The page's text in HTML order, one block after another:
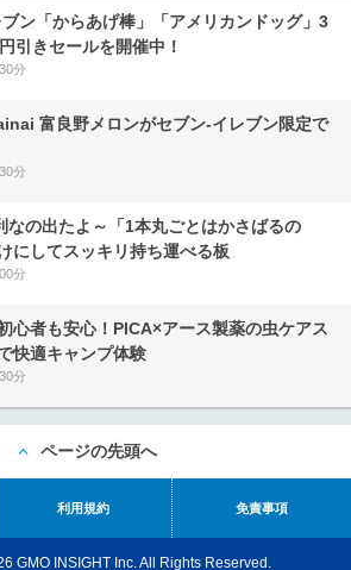
ブン「からあげ棒」「アメリカンドッグ」3
引きセールを開催中！
分
富良野メロンがセブン‐イレブン限定で
分
なの出たよ～「1本丸ごとはかさばるの
にしてスッキリ持ち運べる板
分
心者も安心！PICA×アース製薬の虫ケアス
快適キャンプ体験
分
ページの先頭へ
利用規約 免責事項
GMO INSIGHT Inc. All Rights Reserved.